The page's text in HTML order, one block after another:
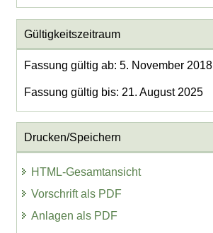
Gültigkeitszeitraum
Fassung gültig ab: 5. November 2018
Fassung gültig bis: 21. August 2025
Drucken/Speichern
HTML-Gesamtansicht
Vorschrift als PDF
Anlagen als PDF